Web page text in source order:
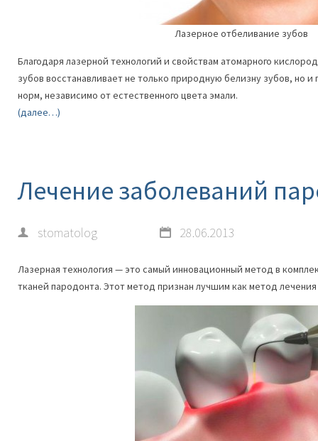
Лазерное отбеливание зубов
Благодаря лазерной технологий и свойствам атомарного
зубов восстанавливает не только природную белизну зубов, но и
норм, независимо от естественного цвета эмали.
(далее…)
Лечение заболеваний
stomatolog 28.06.2013
Лазерная технология — это самый инновационный метод в
тканей пародонта. Этот метод признан лучшим как метод